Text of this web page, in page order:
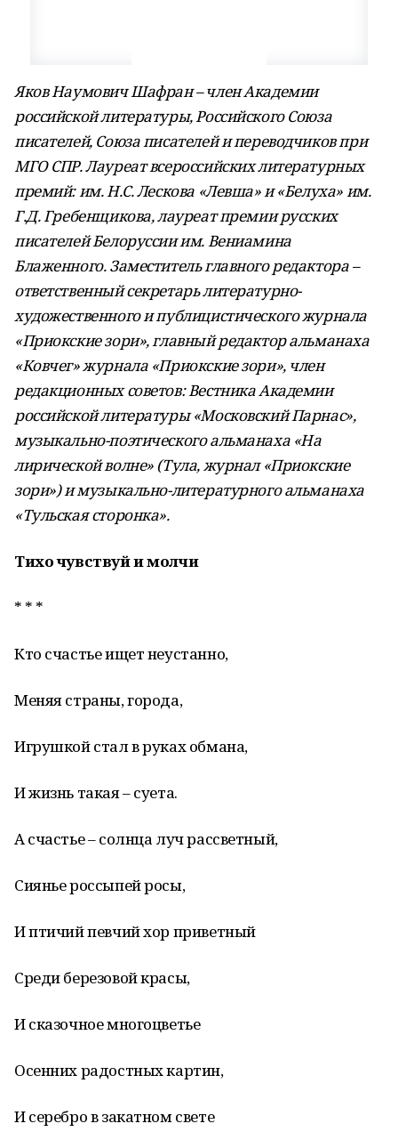
Яков Наумович Шафран – член Академии
российской литературы, Российского Союза
писателей, Союза писателей и переводчиков при
МГО СПР. Лауреат всероссийских литературных
премий: им. Н.С. Лескова «Левша» и «Белуха» им.
Г.Д. Гребенщикова, лауреат премии русских
писателей Белоруссии им. Вениамина
Блаженного. Заместитель главного редактора –
ответственный секретарь литературно-
художественного и публицистического журнала
«Приокские зори», главный редактор альманаха
«Ковчег» журнала «Приокские зори», член
редакционных советов: Вестника Академии
российской литературы «Московский Парнас»,
музыкально-поэтического альманаха «На
лирической волне» (Тула, журнал «Приокские
зори») и музыкально-литературного альманаха
«Тульская сторонка».
Тихо чувствуй и молчи
* * *
Кто счастье ищет неустанно,
Меняя страны, города,
Игрушкой стал в руках обмана,
И жизнь такая – суета.
А счастье – солнца луч рассветный,
Сиянье россыпей росы,
И птичий певчий хор приветный
Среди березовой красы,
И сказочное многоцветье
Осенних радостных картин,
И серебро в закатном свете